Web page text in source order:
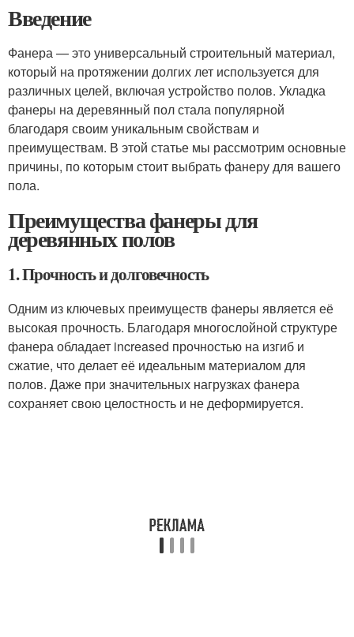
Введение
Фанера — это универсальный строительный материал,
который на протяжении долгих лет используется для
различных целей, включая устройство полов. Укладка
фанеры на деревянный пол стала популярной
благодаря своим уникальным свойствам и
преимуществам. В этой статье мы рассмотрим основные
причины, по которым стоит выбрать фанеру для вашего
пола.
Преимущества фанеры для
деревянных полов
1. Прочность и долговечность
Одним из ключевых преимуществ фанеры является её
высокая прочность. Благодаря многослойной структуре
фанера обладает increased прочностью на изгиб и
сжатие, что делает её идеальным материалом для
полов. Даже при значительных нагрузках фанера
сохраняет свою целостность и не деформируется.